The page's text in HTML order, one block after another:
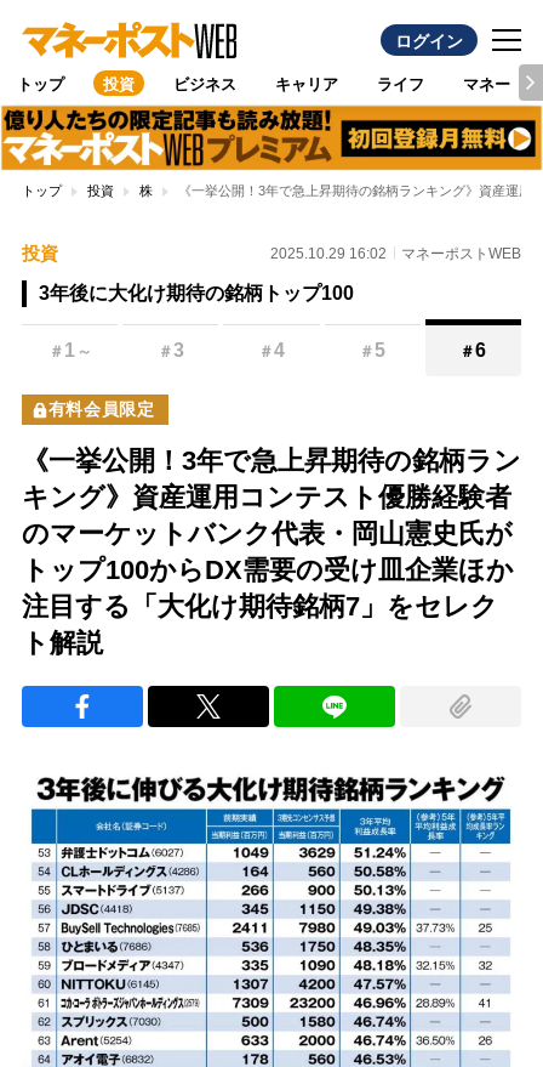
ログイン
トップ 投資 ビジネス キャリア ライフ マネー
トップ 投資 株 《一挙公開！3年で急上昇期待の銘柄ランキング》資産運
投資 2025.10.29 16:02 マネーポストWEB
3年後に大化け期待の銘柄トップ100
＃ 1 ～ ＃3 ＃4 ＃5 ＃6
有料会員限定
《一挙公開！3年で急上昇期待の銘柄ラン
キング》資産運用コンテスト優勝経験者
のマーケットバンク代表・岡山憲史氏が
トップ100からDX需要の受け皿企業ほか
注目する「大化け期待銘柄7」をセレク
ト解説